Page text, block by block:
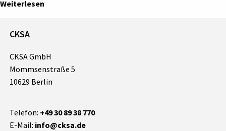
Weiterlesen
CKSA
CKSA GmbH
Mommsenstraße 5
10629 Berlin
Telefon: +49 30 89 38 770
E-Mail: info@cksa.de